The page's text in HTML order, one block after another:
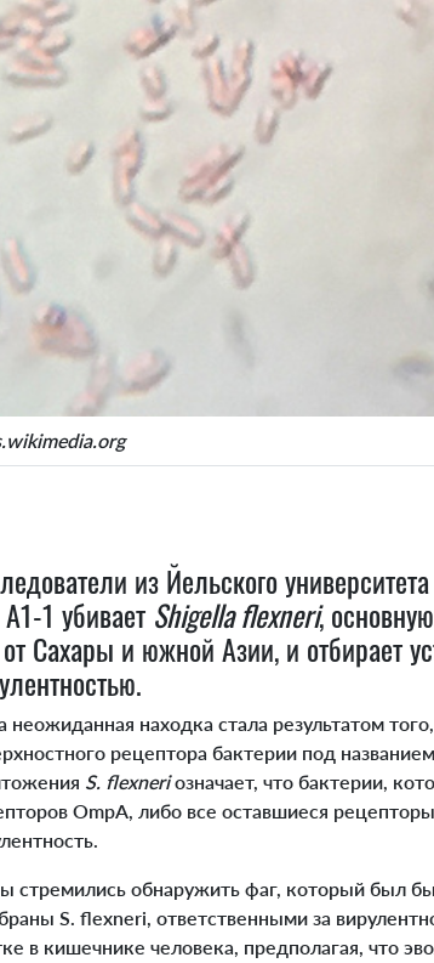
из Йельского
1 убивает Shigella flexneri,
Сахары и южной Азии, и отбирает
неожиданная находка стала результатом
рецептора бактерии под
S. flexneriозначает, что бактерии,
OmpA, либо все оставшиеся
стремились обнаружить фаг, который был
S. flexneri, ответственными за
в кишечнике человека, предполагая, что